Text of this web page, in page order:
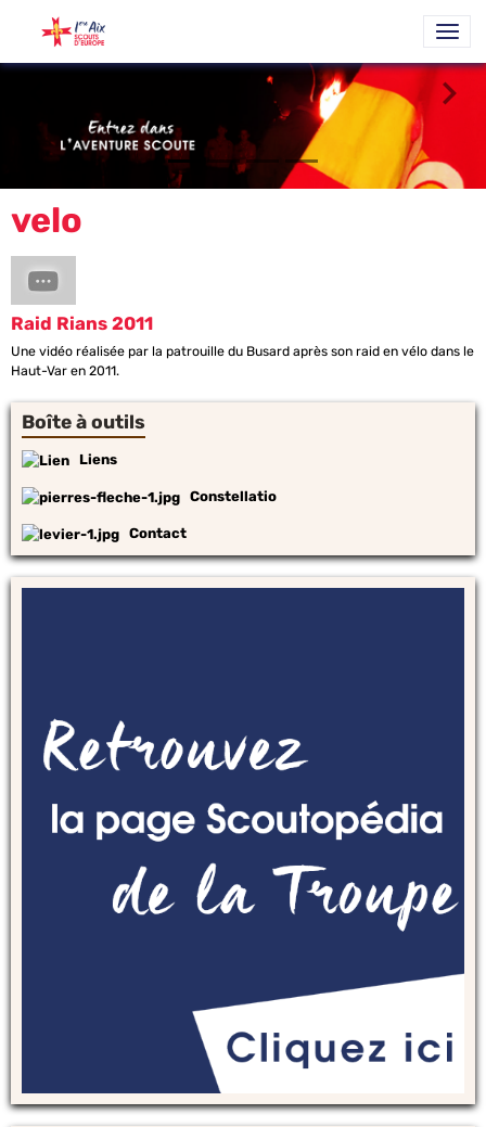
velo
Raid Rians 2011
Une vidéo réalisée par la patrouille du Busard après son raid en vélo dans le
Haut-Var en 2011.
Boîte à outils
Liens
Constellatio
Contact